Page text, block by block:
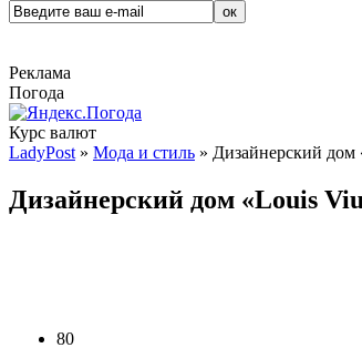
Реклама
Погода
Курс валют
LadyPost » Мода и стиль » Дизайнерский дом
Дизайнерский дом «Louis
80